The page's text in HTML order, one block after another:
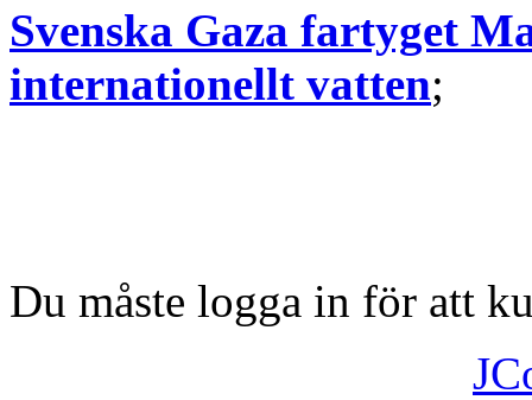
Svenska Gaza fartyget
internationellt vatten;
Du måste logga in för att